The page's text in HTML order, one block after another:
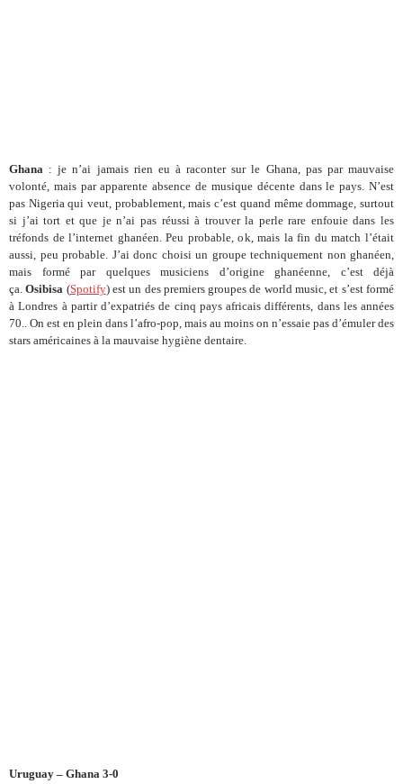
Ghana : je n’ai jamais rien eu à raconter sur le Ghana, pas par mauvaise
volonté, mais par apparente absence de musique décente dans le pays. N’est
pas Nigeria qui veut, probablement, mais c’est quand même dommage, surtout
si j’ai tort et que je n’ai pas réussi à trouver la perle rare enfouie dans les
tréfonds de l’internet ghanéen. Peu probable, ok, mais la fin du match l’était
aussi, peu probable. J’ai donc choisi un groupe techniquement non ghanéen,
mais formé par quelques musiciens d’origine ghanéenne, c’est déjà
ça.Osibisa (Spotify) est un des premiers groupes de world music, et s’est formé
à Londres à partir d’expatriés de cinq pays africais différents, dans les années
70.. On est en plein dans l’afro-pop, mais au moins on n’essaie pas d’émuler des
stars américaines à la mauvaise hygiène dentaire.
Uruguay – Ghana 3-0